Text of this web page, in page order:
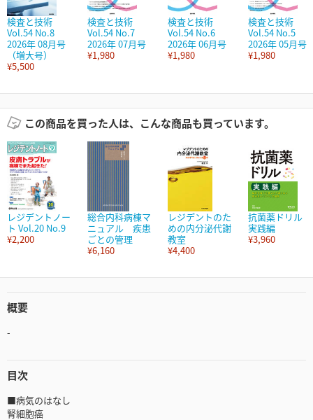
検査と技術
Vol.54 No.8
2026年 08月号
（増大号）
¥5,500
検査と技術
Vol.54 No.7
2026年 07月号
¥1,980
検査と技術
Vol.54 No.6
2026年 06月号
¥1,980
検査と技術
Vol.54 No.5
2026年 05月号
¥1,980
この商品を買った人は、こんな商品も買っています。
レジデントノー
ト Vol.20 No.9
¥2,200
総合内科病棟マ
ニュアル 疾患
ごとの管理
¥6,160
レジデントのた
めの内分泌代謝
教室
¥4,400
抗菌薬ドリル
実践編
¥3,960
概要
-
目次
■病気のはなし
腎細胞癌